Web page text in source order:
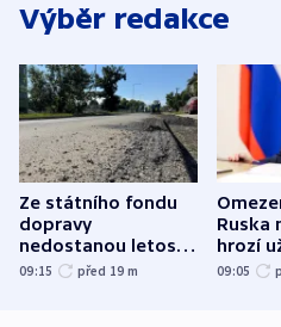
Výběr redakce
Ze státního fondu
dopravy
nedostanou letos
kraje na silnice ani
09:15 před 19 m
Ruska
hrozí
varují
09:05